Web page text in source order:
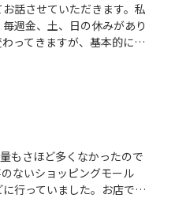
話させていただきます。私
週金、土、日の休みがあり
ってきますが、基本的に…
もさほど多くなかったので
ないショッピングモール
行っていました。お店で…